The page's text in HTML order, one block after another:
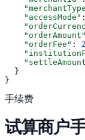
    "accessMode"
    "orderAmount"
    "orderFee"
:
  }
}
手续费
试算商户